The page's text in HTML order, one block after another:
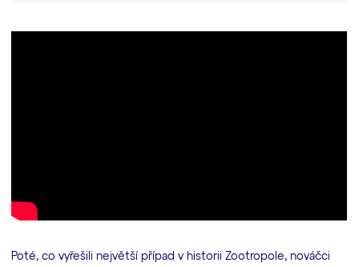
Poté, co vyřešili největší případ v historii Zootropole, nováčci